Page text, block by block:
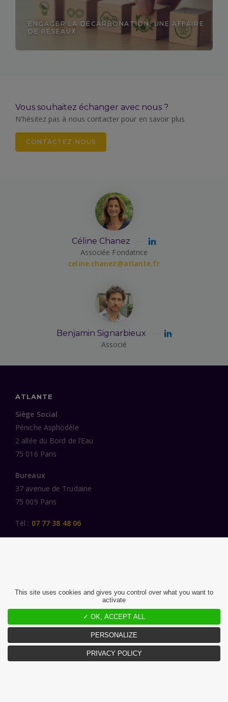
ENGAGER LA DÉCARBONATION, UNE AFFAIRE
DE RÉSEAUX
Vous souhaitez échanger avec nous ?
N'hésitez pas à nous contacter pour en savoir plus
CONTACTEZ-NOUS
Céline Chanez
Associée Fondatrice
celine.chanez@atlante.fr
Benjamin Signarbieux
Associé
ATLANTE
Siège Social
Péniche Asphodèle
2 allée du Bord de l’Eau
75 016 Paris
Bureaux
37 avenue de Trudaine
75 009 Paris
Tél : 07 77 38 48 06
DES FEMMES ET DES HOMMES ENGAGÉS
MENTIONS LÉGALES ET CGU
This site uses cookies and gives you control over what you want to
activate
✓ OK, ACCEPT ALL
PERSONALIZE
PRIVACY POLICY